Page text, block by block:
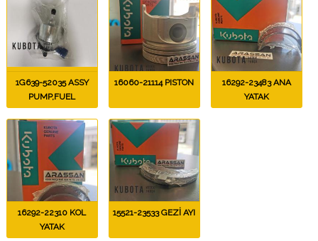
1G639-52035 ASSY
PUMP,FUEL
16060-21114 PISTON
16292-23483 ANA
YATAK
16292-22310 KOL
YATAK
15521-23533 GEZİ AYI